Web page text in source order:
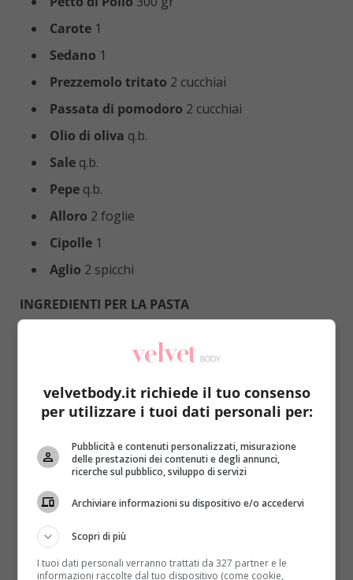
Carote 1
Sedano 1
Prezzemolo tritato 2 cucchiai
Passata di pomodoro 2 cucchiai
Olio di oliva q.b.
Sale q.b.
Pepe q.b.
Alloro 2 foglie
Cipolle 1
Aglio 2 spicchi
INGREDIENTI PER LA PASTA
Brododi pollo400 ml
velvetbody.it richiede il tuo consenso
per utilizzare i tuoi dati personali per:
Pubblicità e contenuti personalizzati, misurazione
delle prestazioni dei contenuti e degli annunci,
ricerche sul pubblico, sviluppo di servizi
Archiviare informazioni su dispositivo e/o accedervi
Scopri di più
I tuoi dati personali verranno trattati da 327 partner e le
informazioni raccolte dal tuo dispositivo (come cookie,